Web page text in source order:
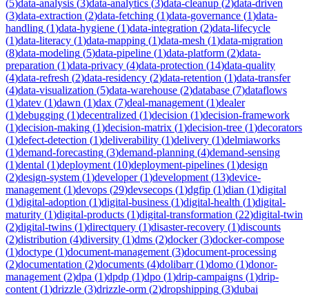
(5)data-analysis (3)data-analytics (3)data-cleanup (2)data-driven
(3)data-extraction (2)data-fetching (1)data-governance (1)data-
handling (1)data-hygiene (1)data-integration (2)data-lifecycle
(1)data-literacy (1)data-mapping (1)data-mesh (1)data-migration
(8)data-modeling (5)data-pipeline (1)data-platform (2)data-
preparation (1)data-privacy (4)data-protection (14)data-quality
(4)data-refresh (2)data-residency (2)data-retention (1)data-transfer
(4)data-visualization (5)data-warehouse (2)database (7)dataflows
(1)datev (1)dawn (1)dax (7)deal-management (1)dealer
(1)debugging (1)decentralized (1)decision (1)decision-framework
(1)decision-making (1)decision-matrix (1)decision-tree (1)decorators
(1)defect-detection (1)deliverability (1)delivery (1)delmiaworks
(1)demand-forecasting (3)demand-planning (4)demand-sensing
(1)dental (1)deployment (10)deployment-pipelines (1)design
(2)design-system (1)developer(1)development (13)device-
management (1)devops (29)devsecops (1)dgfip (1)dian (1)digital
(1)digital-adoption (1)digital-business (1)digital-health (1)digital-
maturity (1)digital-products (1)digital-transformation (22)digital-twin
(2)digital-twins (1)directquery (1)disaster-recovery (1)discounts
(2)distribution (4)diversity (1)dms (2)docker(3)docker-compose
(1)doctype (1)document-management (3)document-processing
(2)documentation (2)documents (4)dolibarr(1)domo (1)donor-
management (2)dpa (1)dpdp (1)dpo (1)drip-campaigns (1)drip-
content (1)drizzle (3)drizzle-orm (2)dropshipping (3)dubai